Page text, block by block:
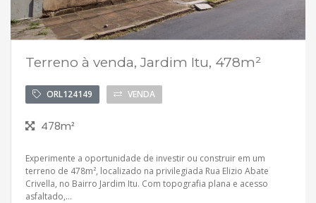
Terreno à venda, Jardim Itu, 478m²
ORL124149 VENDA
478m²
Experimente a oportunidade de investir ou construir em um
terreno de 478m², localizado na privilegiada Rua Elizio Abate
Crivella, no Bairro Jardim Itu. Com topografia plana e acesso
asfaltado,...